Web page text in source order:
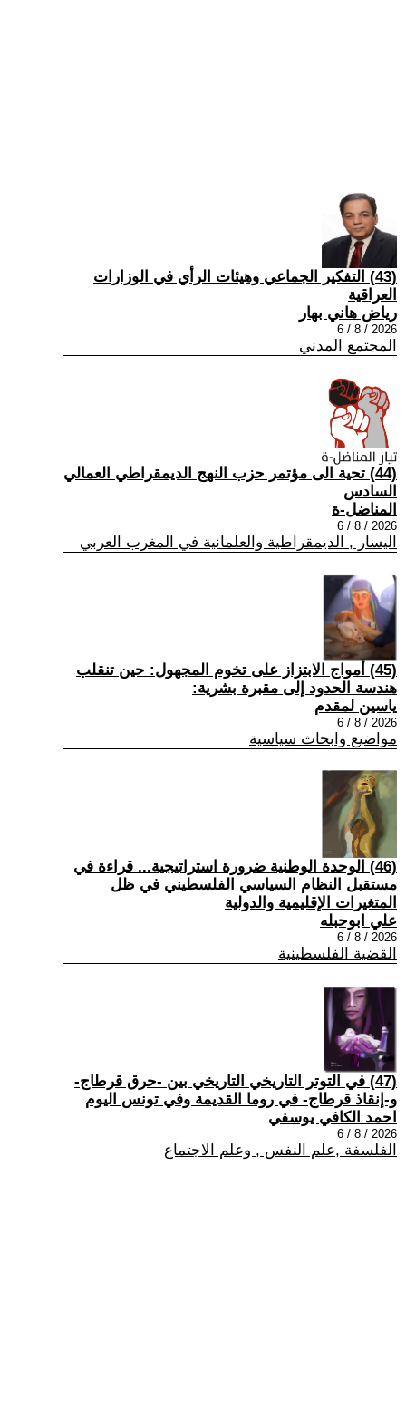
(43) التفكير الجماعي وهيئات الرأي في الوزارات
العراقية
رياض هاني بهار
2026 / 8 / 6
المجتمع المدني
(44) تحية الى مؤتمر حزب النهج الديمقراطي العمالي
السادس
المناضل-ة
2026 / 8 / 6
اليسار , الديمقراطية والعلمانية في المغرب العربي
(45) أمواج الابتزاز على تخوم المجهول: حين تنقلب
هندسة الحدود إلى مقبرة بشرية:
ياسين لمقدم
2026 / 8 / 6
مواضيع وابحاث سياسية
(46) الوحدة الوطنية ضرورة استراتيجية... قراءة في
مستقبل النظام السياسي الفلسطيني في ظل
المتغيرات الإقليمية والدولية
علي ابوحبله
2026 / 8 / 6
القضية الفلسطينية
(47) في التوتر التاريخي التاريخي بين -حرق قرطاج-
و-إنقاذ قرطاج- في روما القديمة وفي تونس اليوم
احمد الكافي يوسفي
2026 / 8 / 6
الفلسفة ,علم النفس , وعلم الاجتماع